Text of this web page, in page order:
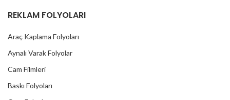
REKLAM FOLYOLARI
Araç Kaplama Folyoları
Aynalı Varak Folyolar
Cam Filmleri
Baskı Folyoları